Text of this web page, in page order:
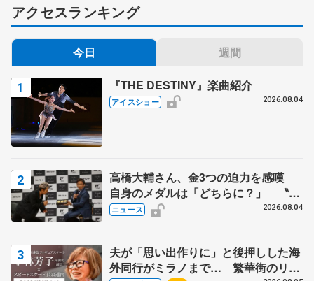
アクセスランキング
今日 週間
『THE DESTINY』楽曲紹介
アイスショー 2026.08.04
高橋大輔さん、金3つの迫力を感嘆
自身のメダルは「どちらに？」 〝リ
ス兄弟〟オリンピック3連覇の野村忠
ニュース 2026.08.04
夫が「思い出作りに」と後押しした海
外同行がミラノまで… 繁華街のリン